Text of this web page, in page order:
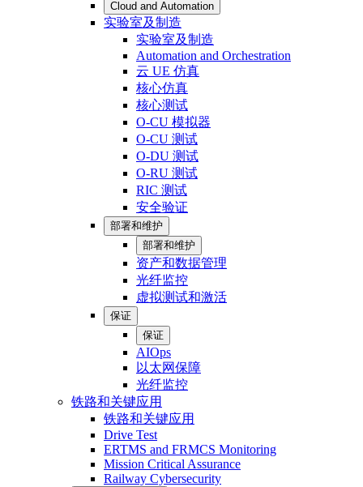
Cloud and Automation
实验室及制造
实验室及制造
Automation and Orchestration
云 UE 仿真
核心仿真
核心测试
O-CU 模拟器
O-CU 测试
O-DU 测试
O-RU 测试
RIC 测试
安全验证
部署和维护
部署和维护
资产和数据管理
光纤监控
虚拟测试和激活
保证
保证
AIOps
以太网保障
光纤监控
铁路和关键应用
铁路和关键应用
Drive Test
ERTMS and FRMCS Monitoring
Mission Critical Assurance
Railway Cybersecurity